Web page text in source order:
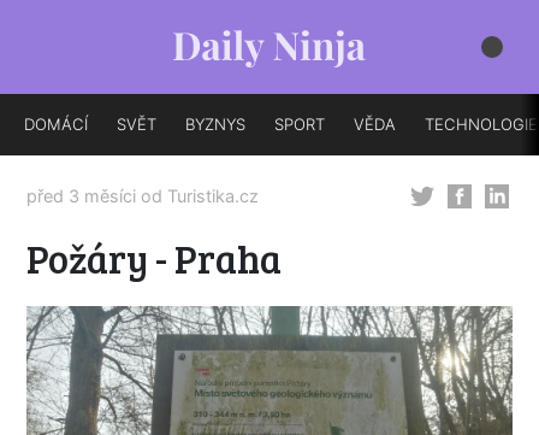
DOMÁCÍ SVĚT BYZNYS SPORT VĚDA TECHNOLOGIE
před 3 měsíci od Turistika.cz
Požáry - Praha